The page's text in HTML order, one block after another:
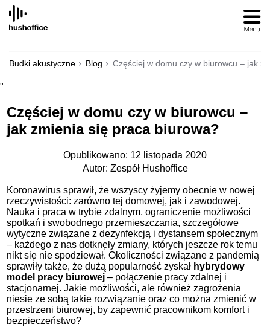
SKIP
CONTENT
Budki akustyczne Blog Częściej w domu czy w biurowcu – jak
"
Częściej w domu czy w biurowcu –
jak zmienia się praca biurowa?
Opublikowano: 12 listopada 2020
Autor: Zespół Hushoffice
Koronawirus sprawił, że wszyscy żyjemy obecnie w nowej
rzeczywistości: zarówno tej domowej, jak i zawodowej.
Nauka i praca w trybie zdalnym, ograniczenie możliwości
spotkań i swobodnego przemieszczania, szczegółowe
wytyczne związane z dezynfekcją i dystansem społecznym
– każdego z nas dotknęły zmiany, których jeszcze rok temu
nikt się nie spodziewał. Okoliczności związane z pandemią
sprawiły także, że dużą popularność zyskał hybrydowy
model pracy biurowej – połączenie pracy zdalnej i
stacjonarnej. Jakie możliwości, ale również zagrożenia
niesie ze sobą takie rozwiązanie oraz co można zmienić w
przestrzeni biurowej, by zapewnić pracownikom komfort i
bezpieczeństwo?